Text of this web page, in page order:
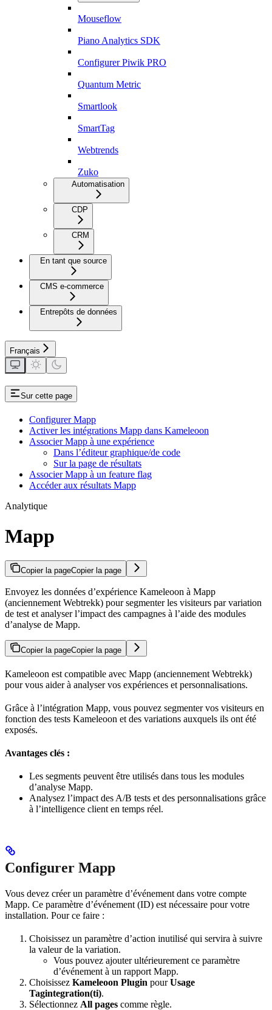
Mouseflow
Piano Analytics SDK
Configurer Piwik PRO
Quantum Metric
Smartlook
SmartTag
Webtrends
Zuko
Automatisation
CDP
CRM
En tant que source
CMS e-commerce
Entrepôts de données
Français
Sur cette page
Configurer Mapp
Activer les intégrations Mapp dans Kameleoon
Associer Mapp à une expérience
Dans l’éditeur graphique/de code
Sur la page de résultats
Associer Mapp à un feature flag
Accéder aux résultats Mapp
Analytique
Mapp
Copier la pageCopier la page
Envoyez les données d’expérience Kameleoon à Mapp
(anciennement Webtrekk) pour segmenter les visiteurs par variation
de test et analyser l’impact des campagnes à l’aide des modules
d’analyse de Mapp.
Copier la pageCopier la page
Kameleoon est compatible avec Mapp (anciennement Webtrekk)
pour vous aider à analyser vos expériences et personnalisations.
Grâce à l’intégration Mapp, vous pouvez segmenter vos visiteurs en
fonction des tests Kameleoon et des variations auxquels ils ont été
exposés.
Avantages clés :
Les segments peuvent être utilisés dans tous les modules
d’analyse Mapp.
Analysez l’impact des A/B tests et des personnalisations grâce
à l’intelligence client en temps réel.
Configurer Mapp
Vous devez créer un paramètre d’événement dans votre compte
Mapp. Ce paramètre d’événement (ID) est nécessaire pour votre
installation. Pour ce faire :
Choisissez un paramètre d’action inutilisé qui servira à suivre
la valeur de la variation.
Vous pouvez ajouter ultérieurement ce paramètre
d’événement à un rapport Mapp.
Choisissez Kameleoon Plugin pourUsage
Tagintegration(ti).
Sélectionnez All pages comme règle.